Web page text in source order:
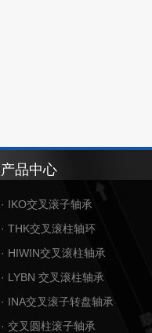
产品中心
· IKO交叉滚子轴承
· THK交叉滚柱轴环
· HIWIN交叉滚柱轴承
· LYBN 交叉滚柱轴承
· INA交叉滚子转盘轴承
· 交叉圆柱滚子轴承